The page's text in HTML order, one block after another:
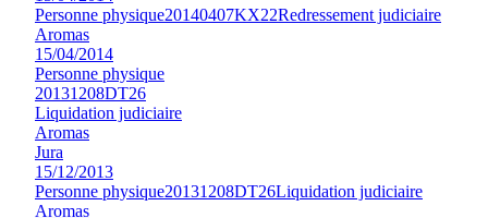
Personne physique20140407KX22Redressement judiciaire
Aromas
15/04/2014
Personne physique
20131208DT26
Liquidation judiciaire
Aromas
Jura
15/12/2013
Personne physique20131208DT26Liquidation judiciaire
Aromas